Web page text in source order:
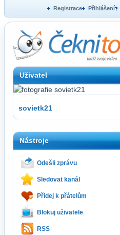
Registrace Přihlášení
Uživatel
sovietk21
Nástroje
Odešli zprávu
Sledovat kanál
Přidej k přátelům
Blokuj uživatele
RSS